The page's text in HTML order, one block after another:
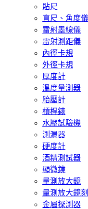
貼尺
直尺、角度
雷射墨線儀
雷射測距儀
內徑卡規
外徑卡規
厚度計
溫度量測器
胎壓計
槓桿錶
水壓試驗機
測漏器
硬度計
酒精測試器
顯微鏡
量測放大鏡
量測放大鏡
金屬探測器